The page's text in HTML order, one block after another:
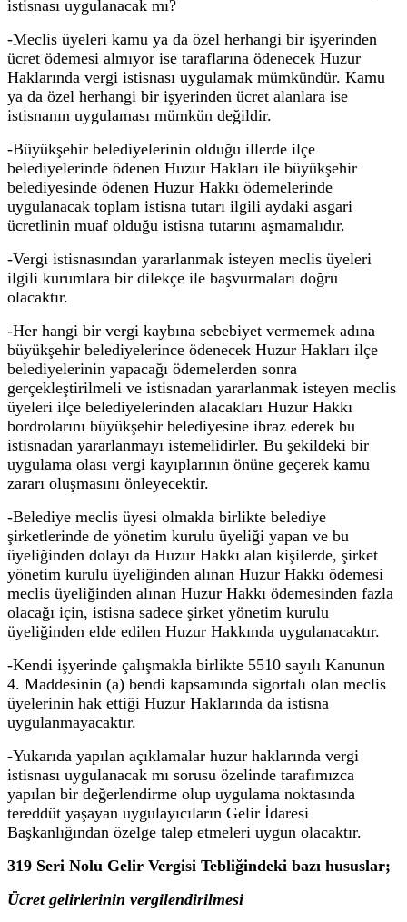
istisnası uygulanacak mı?
-Meclis üyeleri kamu ya da özel herhangi bir işyerinden
ücret ödemesi almıyor ise taraflarına ödenecek Huzur
Haklarında vergi istisnası uygulamak mümkündür. Kamu
ya da özel herhangi bir işyerinden ücret alanlara ise
istisnanın uygulaması mümkün değildir.
-Büyükşehir belediyelerinin olduğu illerde ilçe
belediyelerinde ödenen Huzur Hakları ile büyükşehir
belediyesinde ödenen Huzur Hakkı ödemelerinde
uygulanacak toplam istisna tutarı ilgili aydaki asgari
ücretlinin muaf olduğu istisna tutarını aşmamalıdır.
-Vergi istisnasından yararlanmak isteyen meclis üyeleri
ilgili kurumlara bir dilekçe ile başvurmaları doğru
olacaktır.
-Her hangi bir vergi kaybına sebebiyet vermemek adına
büyükşehir belediyelerince ödenecek Huzur Hakları ilçe
belediyelerinin yapacağı ödemelerden sonra
gerçekleştirilmeli ve istisnadan yararlanmak isteyen meclis
üyeleri ilçe belediyelerinden alacakları Huzur Hakkı
bordrolarını büyükşehir belediyesine ibraz ederek bu
istisnadan yararlanmayı istemelidirler. Bu şekildeki bir
uygulama olası vergi kayıplarının önüne geçerek kamu
zararı oluşmasını önleyecektir.
-Belediye meclis üyesi olmakla birlikte belediye
şirketlerinde de yönetim kurulu üyeliği yapan ve bu
üyeliğinden dolayı da Huzur Hakkı alan kişilerde, şirket
yönetim kurulu üyeliğinden alınan Huzur Hakkı ödemesi
meclis üyeliğinden alınan Huzur Hakkı ödemesinden fazla
olacağı için, istisna sadece şirket yönetim kurulu
üyeliğinden elde edilen Huzur Hakkında uygulanacaktır.
-Kendi işyerinde çalışmakla birlikte 5510 sayılı Kanunun
4. Maddesinin (a) bendi kapsamında sigortalı olan meclis
üyelerinin hak ettiği Huzur Haklarında da istisna
uygulanmayacaktır.
-Yukarıda yapılan açıklamalar huzur haklarında vergi
istisnası uygulanacak mı sorusu özelinde tarafımızca
yapılan bir değerlendirme olup uygulama noktasında
tereddüt yaşayan uygulayıcıların Gelir İdaresi
Başkanlığından özelge talep etmeleri uygun olacaktır.
319 Seri Nolu Gelir Vergisi Tebliğindeki bazı hususlar;
Ücret gelirlerinin vergilendirilmesi